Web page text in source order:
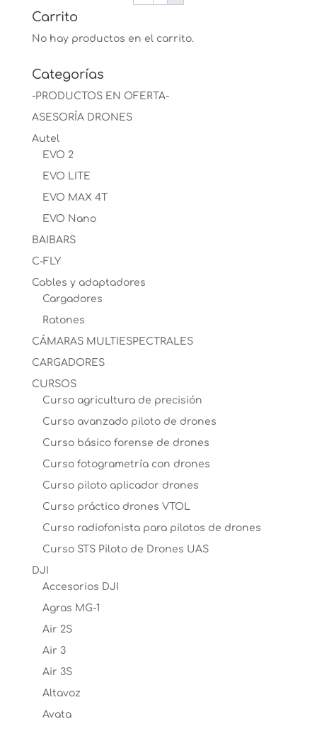
era:
Carrito
No hay productos en el carrito.
Categorías
-PRODUCTOS EN OFERTA-
ASESORÍA DRONES
Autel
EVO 2
EVO LITE
EVO MAX 4T
EVO Nano
BAIBARS
C-FLY
Cables y adaptadores
Cargadores
Ratones
CÁMARAS MULTIESPECTRALES
CARGADORES
CURSOS
Curso agricultura de precisión
Curso avanzado piloto de drones
Curso básico forense de drones
Curso fotogrametría con drones
Curso piloto aplicador drones
Curso práctico drones VTOL
Curso radiofonista para pilotos de drones
Curso STS Piloto de Drones UAS
DJI
Accesorios DJI
Agras MG-1
Air 2S
Air 3
Air 3S
Altavoz
Avata